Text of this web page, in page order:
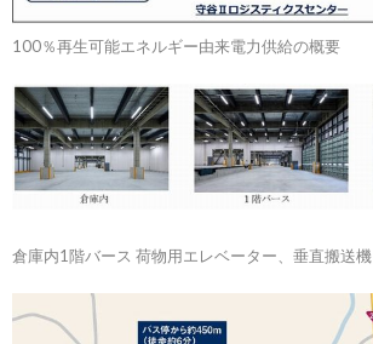
100％再生可能エネルギー由来電力供給の概要
倉庫内1階バース 荷物用エレベーター、垂直搬送機